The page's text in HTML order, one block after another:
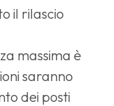
il rilascio
massima è
saranno
dei posti